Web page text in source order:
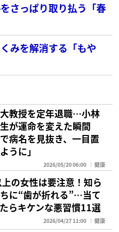
さっぱり取り払う「春
みを解消する「もや
教授を定年退職…小林
が運命を変えた瞬間
で病名を見抜き、一目置
うに」
2026/05/20 06:00 健康
の女性は要注意！知ら
に“歯が折れる”…当て
らキケンな悪習慣11選
2026/04/27 11:00 健康